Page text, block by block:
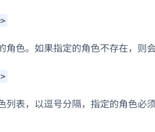
角色。如果指定的角色不存在，则会
列表，以逗号分隔，指定的角色必须